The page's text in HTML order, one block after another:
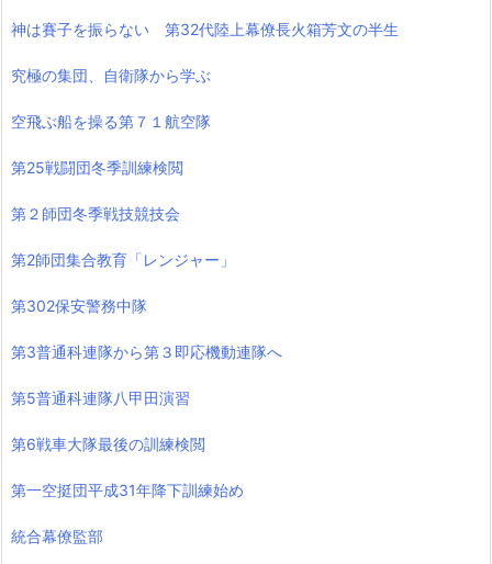
神は賽子を振らない 第32代陸上幕僚長火箱芳文の半生
究極の集団、自衛隊から学ぶ
空飛ぶ船を操る第７１航空隊
第25戦闘団冬季訓練検閲
第２師団冬季戦技競技会
第2師団集合教育「レンジャー」
第302保安警務中隊
第3普通科連隊から第３即応機動連隊へ
第5普通科連隊八甲田演習
第6戦車大隊最後の訓練検閲
第一空挺団平成31年降下訓練始め
統合幕僚監部